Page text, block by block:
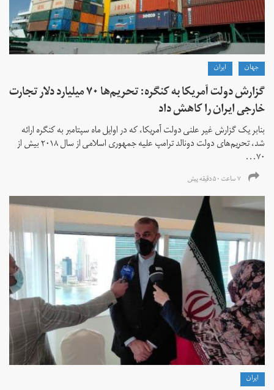
جهان ايران
گزارش دولت آمریکا به کنگره: تحریم‌ها ۷۰ میلیارد دلار تجارت
خارجی ایران را کاهش داد
بنابر یک گزارش غیر علنی دولت آمریکا، که در اوایل ماه سپتامبر به کنگره ارائه
شد، تحریم‌های دولت دونالد ترامپ علیه جمهوری اسلامی از سال ۲۰۱۸ بیش از
۷۰...
۷ ساعت ۵۰ دقیقه پیش
ايران